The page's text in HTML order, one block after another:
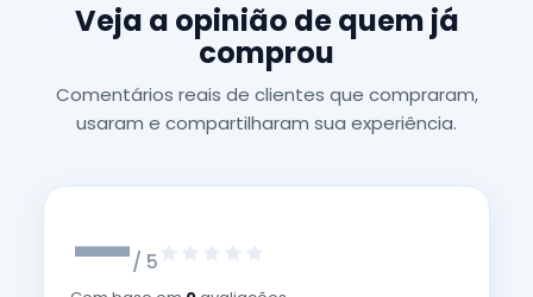
Veja a opinião de quem já
comprou
Comentários reais de clientes que compraram,
usaram e compartilharam sua experiência.
—/ 5